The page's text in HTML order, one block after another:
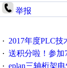
举报
· 2017年度PLC
· 送积分啦！参加7月6日
· eplan三轴桁架